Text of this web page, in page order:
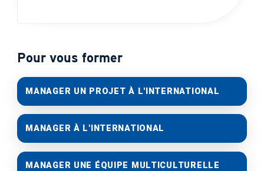
Pour vous former
MANAGER UN PROJET À L'INTERNATIONAL
MANAGER À L'INTERNATIONAL
MANAGER UNE ÉQUIPE MULTICULTURELLE